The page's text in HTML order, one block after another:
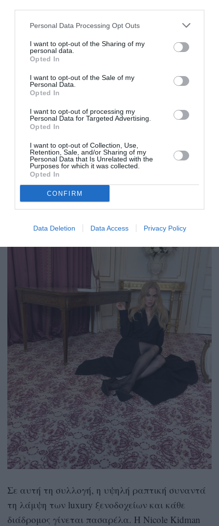
Personal Data Processing Opt Outs
I want to opt-out of the Sharing of my
personal data.
Opted In
I want to opt-out of the Sale of my
Personal Data.
Opted In
I want to opt-out of processing my
Personal Data for Targeted Advertising.
Opted In
I want to opt-out of Collection, Use,
Retention, Sale, and/or Sharing of my
Personal Data that Is Unrelated with the
Purposes for which it was collected.
Opted In
CONFIRM
Data Deletion Data Access Privacy Policy
χαρακτηριστικές σιλουέτες του: υπερμεγέθη
παλτό, γλυπτικές τσάντες και αυστηρά
κοψίματα δημιουργούν έναν διάλογο με τους
χρυσούς γύψινους θόλους και τις ρετρό
ταπετσαρίες του χώρου. Οι υφές ξεχειλίζουν
πολυτέλεια – τεχνητές γούνες σε φωτεινό
κόκκινο, μοτίβα σε καφέ ζιγκ-ζαγκ και
δραματικότητα. Εκρήξεις χρώματος, όπως το
έντονο φούξια και το καμένο πορτοκαλί,
ανανεώνουν τη διαχρονική παλέτα με φρέσκια
Σε αυτή τη συλλογή, η υψηλή ραπτική συναντά
τη λάμψη των luxury ξενοδοχείων και κάθε
διάδρομος γίνεται πασαρέλα. Η Nicole Kidman